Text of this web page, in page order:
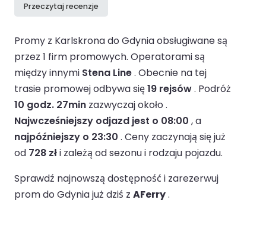
Przeczytaj recenzje
Promy z Karlskrona do Gdynia obsługiwane są
przez 1 firm promowych. Operatorami są
między innymi Stena Line. Obecnie na tej
trasie promowej odbywa się19 rejsów. Podróż
10 godz. 27min zazwyczaj około .
Najwcześniejszy odjazd jest o 08:00 , a
najpóźniejszy o 23:30 . Ceny zaczynają się już
od 728 złi zależą od sezonu i rodzaju pojazdu.
Sprawdź najnowszą dostępność i zarezerwuj
prom do Gdynia już dziś z AFerry.